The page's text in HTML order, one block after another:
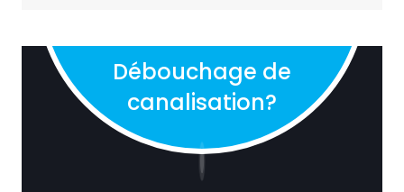
Débouchage de
canalisation?